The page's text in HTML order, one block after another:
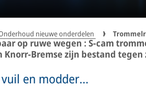
nieuwe onderdelen
op ruwe wegen : S-cam
Bremse zijn bestand tegen
en modder...